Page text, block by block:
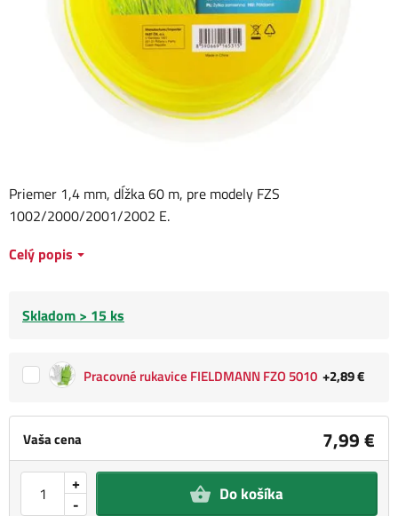
Vaša cena 7,99 €
-
+ Do košíka
Priemer 1,4 mm, dĺžka 60 m, pre modely FZS
1002/2000/2001/2002 E.
Celý popis
Skladom > 15 ks
Pracovné rukavice FIELDMANN FZO 5010 +2,89 €